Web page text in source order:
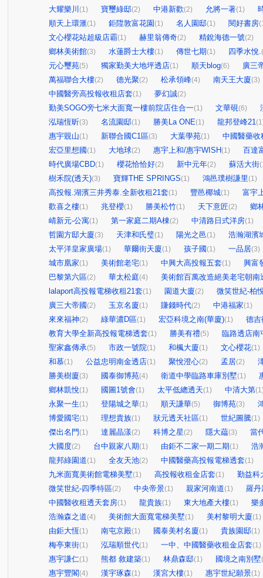
大耀樂川 (1) 寶璽綠邸(2) 中港新歡(2) 允將一著(1)
順天上環滙(1) 鉅陞敦富花園 (1) 名人園邸(1) 閱好書房
文心櫻花站超級店霸(1) 赫里翁傳奇(2) 精銳海德一號(2)
鄉林美術館(3) 水蓮爵士大樓(1) 傳世七期(1) 四季水悅.
元心璽苑(5) 獨家勤美大地坪透店(1) 順天blog(6)
廣三
萬福聯合大樓(2) 德光聚(2) 松承領峰(4) 南天王大廈(3)
中國醫旁高投報收租店套(1) 夢幻誠(2)
勤美SOGO旁七米大面寬一樓前院店住合一(1) 文華硯(6)
泓瑞恆昕(3) 名流園邸(1) 勝美La ONE(1) 龍邦登峰21
惠宇覞山(1) 新聯合國C1區(3) 大葉學苑(1)
中國醫藥收
宏亞里想國 (1) 大地球(2) 惠宇上和/惠宇WISH(1)
百達
時代廣場CBD(1) 櫻花恰恰好(2) 新中元年(2) 蘇活大街
樹禾院(透天)(3) 寶輝THE SPRINGS(1) 鴻邑璞樹謙里(1)
高投報.湖濱三井秀泰.全新收租21套(1) 豐邑椰城(1)
富宇
歡喜之樓(1) 兆登櫻(1) 勝美松竹(1) 天下意匠(2)
鄉
崝新元-公寓(1) 第一家庭二期A棟(2) 中清路日式洋房(1)
哲園方邸大廈(3) 天津和氏璧(1) 陽光之邑(1)
浩瀚湖濱
太平洋皇家廣場(1) 華爾街天廈(1) 孩子國 (1) 一品居(3)
城市凰家(1) 美術館老宅(1) 中興大高投報五套(1)
興富
巴黎第六區(2) 華太松庭(4)
美術館百萬改造絕美老宅朝南
lalaport高投報電梯收租21套(1) 園道大廈(2)
微笑世紀-柏
廣三大帝國 (2) 玉京名廈(1) 賺錢時代(2) 中港福家(1)
來來福神(2) 綠華濃D區(1) 宏亞科境之南(華廈)(1)
德吉
教育大學全新高投報電梯透套(1) 勝美有禮(5)
臨路透店南
聖家鑫傳承(5) 市政一號院(1) 和楓大廈(1) 文心櫻花(1)
和慕(1) 公益忠明南金透店(1) 聚悅澄心(2) 孟居(2)
勝美樹廈(3) 國泰御博苑(4) 衛道中學臨路車庫別墅(1)
鄉林凱悅(1) 國圖1號會(1) 太平低總透天(1) 中清大第
永聚一生(1) 登陽城之華(1) 順天謙華(5) 御博苑(3)
博愛國宅(1) 理想貴族(1) 狀元透天社區(1) 世紀圖騰(1)
傑出名門 (1) 達麗晶漾(2) 科博之星(2) 隱大藴(3)
當
大國度(2) 台中親家八期(1) 由鉅不二家一期二期(1)
浩
龍邦綠園道(1) 全友天池(2) 中國醫藥高投報電梯透套(1)
九米面寬美術館電梯美墅(1) 高投報收租金店套(1)
勤益科
微笑世紀-四季特區(2) 中央帝景(1) 親家河南道(1)
羅丹
中國醫收租透天套房(1) 龍貴族(1) 東大地產大樓(1)
樂
浩瀚森之道(4) 美術館大面寬電梯美墅(1) 美村黎明大廈(1)
由鉅大恆(1) 南屯京殿(1) 國泰美村名廈(1) 貴族園邸(1)
梅亭東街(1) 泓瑞順世代(1) 一中、中國醫藥收租金店套(1)
惠宇謙仁(1) 熊都 敘建築(1) 林鼎森邸(1) 國境之南別墅
惠宇豐閣(4) 漢宇琢森(1) 漢宮大樓(1) 惠宇世紀願景(1)